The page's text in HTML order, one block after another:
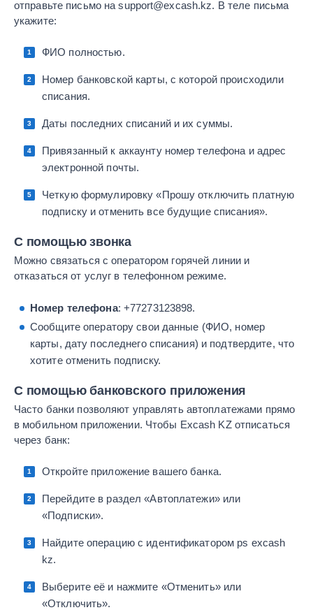
отправьте письмо на support@excash.kz. В теле письма
укажите:
ФИО полностью.
Номер банковской карты, с которой происходили
списания.
Даты последних списаний и их суммы.
Привязанный к аккаунту номер телефона и адрес
электронной почты.
Четкую формулировку «Прошу отключить платную
подписку и отменить все будущие списания».
С помощью звонка
Можно связаться с оператором горячей линии и
отказаться от услуг в телефонном режиме.
Номер телефона: +77273123898.
Сообщите оператору свои данные (ФИО, номер
карты, дату последнего списания) и подтвердите, что
хотите отменить подписку.
С помощью банковского приложения
Часто банки позволяют управлять автоплатежами прямо
в мобильном приложении. Чтобы Excash KZ отписаться
через банк:
Откройте приложение вашего банка.
Перейдите в раздел «Автоплатежи» или
«Подписки».
Найдите операцию с идентификатором ps excash
kz.
Выберите её и нажмите «Отменить» или
«Отключить».